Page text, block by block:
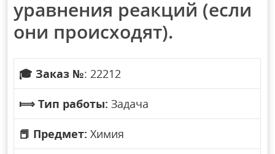
уравнения реакций (если
они происходят).
🎓 Заказ №: 22212
⟾ Тип работы: Задача
📕 Предмет: Химия